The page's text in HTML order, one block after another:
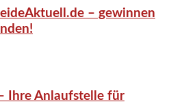
– gewinnen
Ihre Anlaufstelle für